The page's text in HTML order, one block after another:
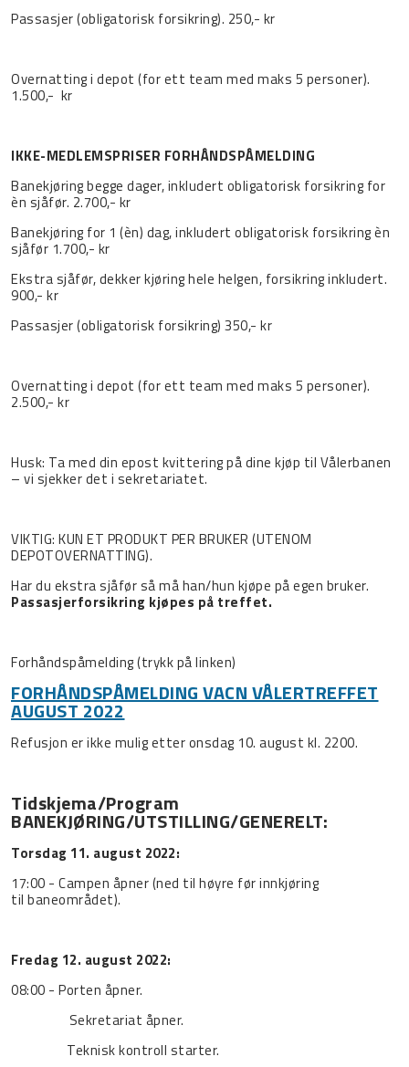
Passasjer (obligatorisk forsikring). 250,- kr
Overnatting i depot (for ett team med maks 5 personer).
1.500,- kr
IKKE-MEDLEMSPRISER FORHÅNDSPÅMELDING
Banekjøring begge dager, inkludert obligatorisk forsikring for
èn sjåfør. 2.700,- kr
Banekjøring for 1 (èn) dag, inkludert obligatorisk forsikring èn
sjåfør 1.700,- kr
Ekstra sjåfør, dekker kjøring hele helgen, forsikring inkludert.
900,- kr
Passasjer (obligatorisk forsikring) 350,- kr
Overnatting i depot (for ett team med maks 5 personer).
2.500,- kr
Husk: Ta med din epost kvittering på dine kjøp til Vålerbanen
– vi sjekker det i sekretariatet.
VIKTIG: KUN ET PRODUKT PER BRUKER (UTENOM
DEPOTOVERNATTING).
Har du ekstra sjåfør så må han/hun kjøpe på egen bruker.
Passasjerforsikring kjøpes på treffet.
Forhåndspåmelding (trykk på linken)
FORHÅNDSPÅMELDING VACN VÅLERTREFFET
AUGUST 2022
Refusjon er ikke mulig etter onsdag 10. august kl. 2200.
Tidskjema/Program
BANEKJØRING/UTSTILLING/GENERELT:
Torsdag 11. august 2022:
17:00 - Campen åpner (ned til høyre før innkjøring
til baneområdet).
Fredag 12. august 2022:
08:00 - Porten åpner.
Sekretariat åpner.
Teknisk kontroll starter.